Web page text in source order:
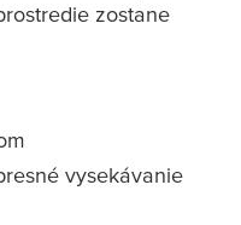
zostane
vysekávanie